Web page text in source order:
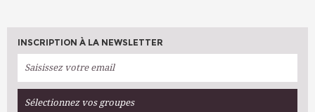
HEURE 18h15 - 21h15
LIEU COURONNES (Paris 20ème)
INTERVENANT (E) SOMVILLE Jordane
PLACES DISPONIBLES
INTERVENANT (E) BOYER Brune
PLACES DISPONIBLES Complet
HEURE
LIEU COURONNES (Paris 20ème)
INTERVENANT (E) COUTEAU Anne
LIEU COURONNES (Paris 20ème)
INTERVENANT (E) PESTRE Galatée
INTERVENANT (E) MICHELSON Ivan
PLACES DISPONIBLES Complet
HEURE 13h30 - 16h30
LIEU COURONNES (Paris 20ème)
INSCRIPTION À LA NEWSLETTER
Sélectionnez vos groupes